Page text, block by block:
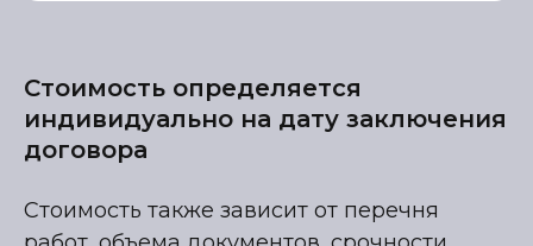
Стоимость определяется
индивидуально на дату заключения
договора
Стоимость также зависит от перечня